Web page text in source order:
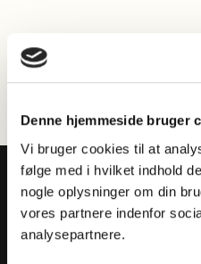
Denne hjemmeside bruger
Vi bruger cookies til at
følge med i hvilket indhold
nogle oplysninger om din
vores partnere indenfor
analysepartnere.